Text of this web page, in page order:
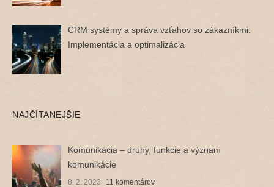
CRM systémy a správa vzťahov so zákazníkmi:
Implementácia a optimalizácia
NAJČÍTANEJŠIE
Komunikácia – druhy, funkcie a význam
komunikácie
8. 2. 2023 11 komentárov